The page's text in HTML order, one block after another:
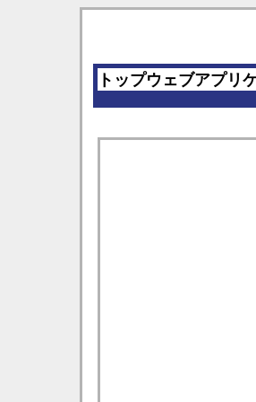
トップウェブアプリ